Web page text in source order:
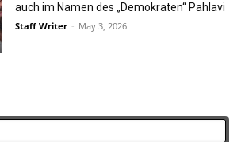
auch im Namen des „Demokraten“ Pahlavi
Staff Writer - May 3, 2026